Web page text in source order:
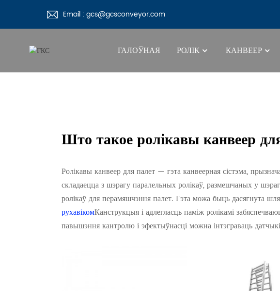
Email : gcs@gcsconveyor.com
ГАЛОЎНАЯ РОЛІК КАНВЕЕР
Што такое ролікавы канвеер
Ролікавы канвеер для палет — гэта канвеерная сістэма,
складаецца з шэрагу паралельных ролікаў, размешчаных у
ролікаў для перамяшчэння палет. Гэта можа быць дасягнута
рухавікомКанструкцыя і адлегласць паміж ролікамі
павышэння кантролю і эфектыўнасці можна інтэграваць